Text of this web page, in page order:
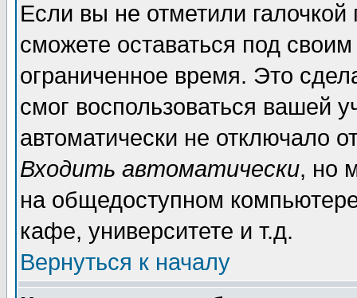
Если вы не отметили галочкой
сможете оставаться под
ограниченное время. Это
смог воспользоваться вашей
автоматически не отключало
Входить автоматически, но
на общедоступном
кафе, университете и т.д.
Вернуться к началу